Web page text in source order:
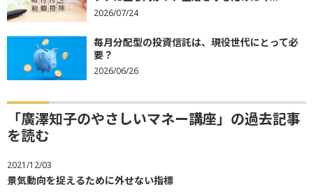
2026/07/24
毎月分配型の投資信託は、現役世代にとって必
要？
2026/06/26
「廣澤知子のやさしいマネー講座」の過去記事
を読む
2021/12/03
景気動向を捉えるために外せない指標